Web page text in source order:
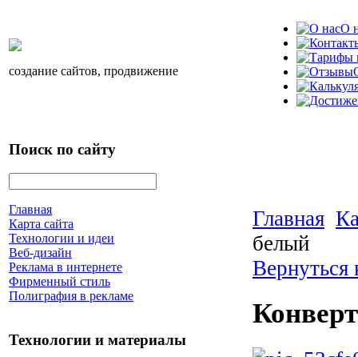
создание сайтов, продвижение
О
Поиск по сайту
Главная
Карта сайта
Технологии и идеи
Веб-дизайн
Реклама в интернете
Фирменный стиль
Полиграфия в рекламе
Технологии и материалы
Главная
белый
Вернуться